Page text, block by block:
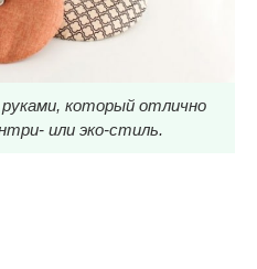
который отлично
или эко-стиль.